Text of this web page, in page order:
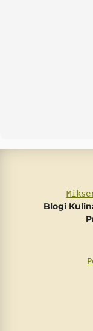
Blogi